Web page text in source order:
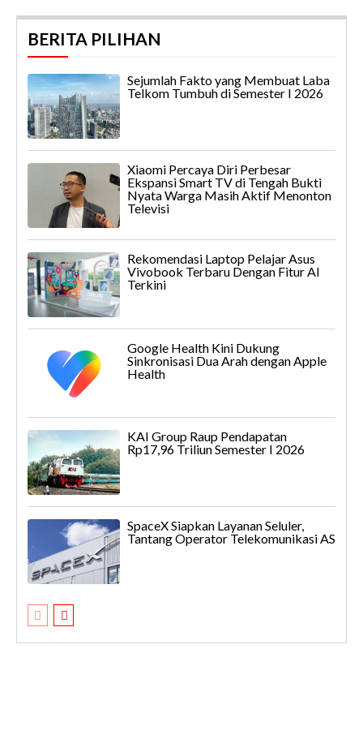
BERITA PILIHAN
Sejumlah Fakto yang Membuat Laba
Telkom Tumbuh di Semester I 2026
Xiaomi Percaya Diri Perbesar
Ekspansi Smart TV di Tengah Bukti
Nyata Warga Masih Aktif Menonton
Televisi
Rekomendasi Laptop Pelajar Asus
Vivobook Terbaru Dengan Fitur AI
Terkini
Google Health Kini Dukung
Sinkronisasi Dua Arah dengan Apple
Health
KAI Group Raup Pendapatan
Rp17,96 Triliun Semester I 2026
SpaceX Siapkan Layanan Seluler,
Tantang Operator Telekomunikasi AS